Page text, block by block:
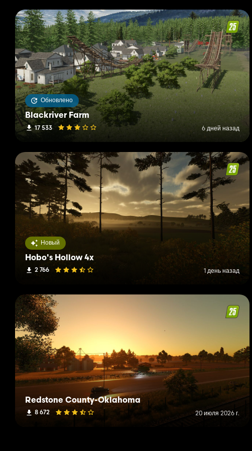
Обновлено
Blackriver Farm
17 533 6 дней назад
Новый
Hobo's Hollow 4x
2 766 1 день назад
Redstone County-Oklahoma
8 672 20 июля 2026 г.